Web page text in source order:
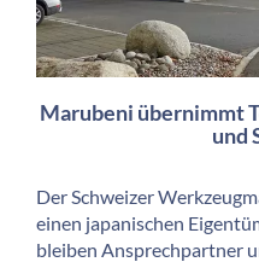
Marubeni übernimmt
und
Der Schweizer
einen japanischen
bleiben Ansprechpartner